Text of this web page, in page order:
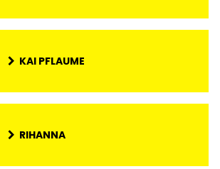
KAI PFLAUME
RIHANNA